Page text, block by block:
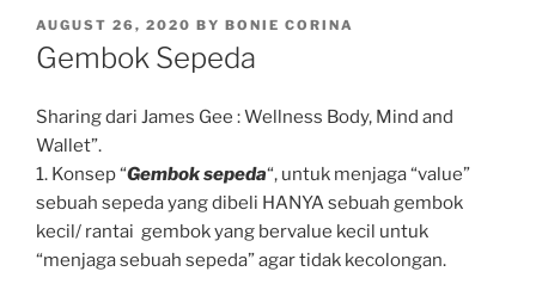
POSTED
ON
AUGUST 26, 2020 BY BONIE CORINA
Gembok Sepeda
Sharing dari James Gee : Wellness Body, Mind and
Wallet”.
1. Konsep “Gembok sepeda“, untuk menjaga “value”
sebuah sepeda yang dibeli HANYA sebuah gembok
kecil/ rantai gembok yang bervalue kecil untuk
“menjaga sebuah sepeda” agar tidak kecolongan.